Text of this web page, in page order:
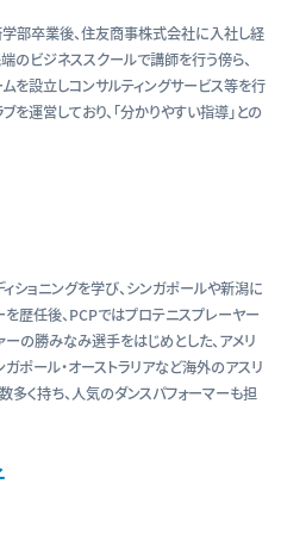
学部卒業後、住友商事株式会社に入社し経
のビジネススクールで講師を行う傍ら、
を設立しコンサルティングサービス等を行
を運営しており、「分かりやすい指導」との
ショニングを学び、シンガポールや新潟に
歴任後、PCPではプロテニスプレーヤー
の勝みなみ選手をはじめとした、アメリ
ガポール・オーストラリアなど海外のアスリ
く持ち、人気のダンスパフォーマーも担